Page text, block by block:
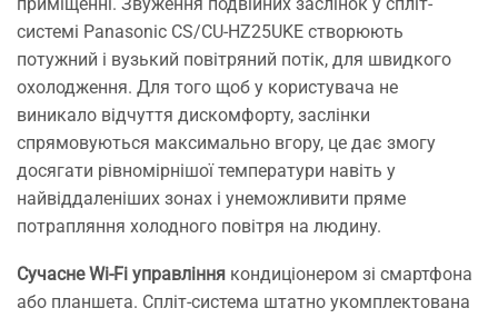
системі Panasonic CS/CU-HZ25UKE створюють
потужний і вузький повітряний потік, для швидкого
охолодження. Для того щоб у користувача не
виникало відчуття дискомфорту, заслінки
спрямовуються максимально вгору, це дає змогу
досягати рівномірнішої температури навіть у
найвіддаленіших зонах і унеможливити пряме
потрапляння холодного повітря на людину.
Сучасне Wi-Fi управління кондиціонером зі смартфона
або планшета. Спліт-система штатно укомплектована